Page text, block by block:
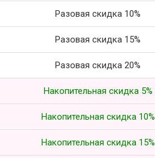
Разовая скидка 10%
Разовая скидка 15%
Разовая скидка 20%
Накопительная скидка 5%
Накопительная скидка 10%
Накопительная скидка 15%